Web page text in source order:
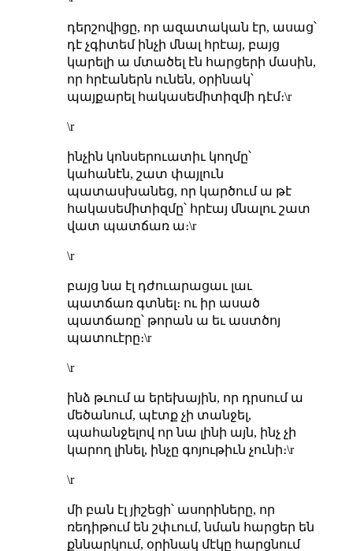
դերշովիցը, որ ազատական էր, ասաց՝
դէ չգիտեմ ինչի մնալ հրէայ, բայց
կարելի ա մտածել էն հարցերի մասին,
որ հրէաներն ունեն, օրինակ՝
պայքարել հակասեմիտիզմի դէմ։\r
\r
ինչին կոնսերուատիւ կողմը՝
կահանէն, շատ փայլուն
պատասխանեց, որ կարծում ա թէ
հակասեմիտիզմը՝ հրէայ մնալու շատ
վատ պատճառ ա։\r
\r
բայց նա էլ դժուարացաւ լաւ
պատճառ գտնել։ ու իր ասած
պատճառը՝ թորան ա եւ աստծոյ
պատուէրը։\r
\r
ինձ թւում ա երեխային, որ դրսում ա
մեծանում, պէտք չի տանջել,
պահանջելով որ նա լինի այն, ինչ չի
կարող լինել, ինչը գոյութիւն չունի։\r
\r
մի բան էլ յիշեցի՝ ասորիները, որ
ռեդիթում են շփւում, նման հարցեր են
քննարկում, օրինակ մէկը հարցնում